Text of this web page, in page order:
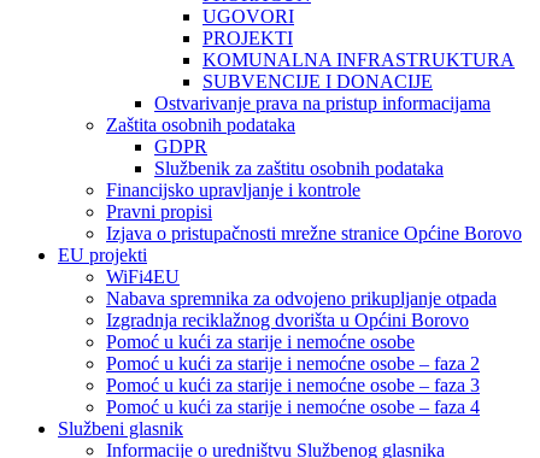
UGOVORI
PROJEKTI
KOMUNALNA INFRASTRUKTURA
SUBVENCIJE I DONACIJE
Ostvarivanje prava na pristup informacijama
Zaštita osobnih podataka
GDPR
Službenik za zaštitu osobnih podataka
Financijsko upravljanje i kontrole
Pravni propisi
Izjava o pristupačnosti mrežne stranice Općine Borovo
EU projekti
WiFi4EU
Nabava spremnika za odvojeno prikupljanje otpada
Izgradnja reciklažnog dvorišta u Općini Borovo
Pomoć u kući za starije i nemoćne osobe
Pomoć u kući za starije i nemoćne osobe – faza 2
Pomoć u kući za starije i nemoćne osobe – faza 3
Pomoć u kući za starije i nemoćne osobe – faza 4
Službeni glasnik
Informacije o uredništvu Službenog glasnika